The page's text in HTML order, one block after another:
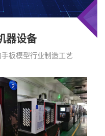
器设备
板模型行业制造工艺